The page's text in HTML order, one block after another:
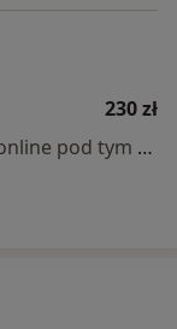
230 zł
Specjalista nie oferuje umawiania online pod tym adresem.